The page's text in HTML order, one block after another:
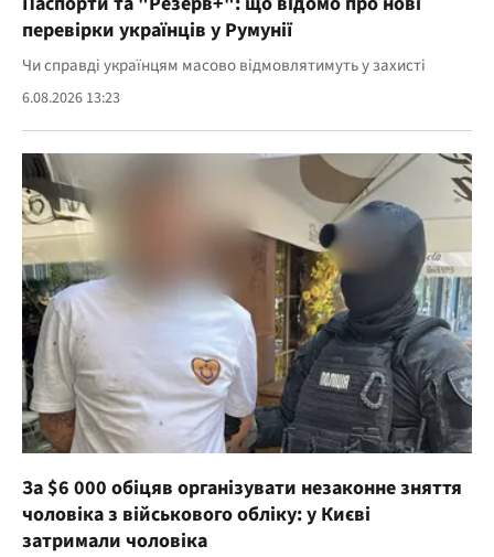
перевірки українців у Румунії
Чи справді українцям масово відмовлятимуть у захисті
6.08.2026 13:23
За $6 000 обіцяв організувати незаконне зняття
чоловіка з військового обліку: у Києві
затримали чоловіка